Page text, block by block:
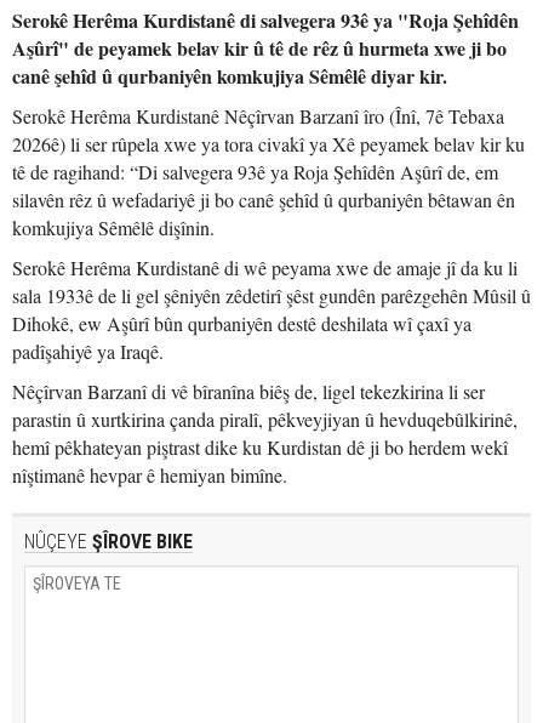
Serokê Herêma Kurdistanê di salvegera 93ê ya "Roja Şehîdên
Aşûrî" de peyamek belav kir û tê de rêz û hurmeta xwe ji bo
canê şehîd û qurbaniyên komkujiya Sêmêlê diyar kir.
Serokê Herêma Kurdistanê Nêçîrvan Barzanî îro (Înî, 7ê Tebaxa
2026ê) li ser rûpela xwe ya tora civakî ya Xê peyamek belav kir ku
tê de ragihand: “Di salvegera 93ê ya Roja Şehîdên Aşûrî de, em
silavên rêz û wefadariyê ji bo canê şehîd û qurbaniyên bêtawan ên
komkujiya Sêmêlê dişînin.
Serokê Herêma Kurdistanê di wê peyama xwe de amaje jî da ku li
sala 1933ê de li gel şêniyên zêdetirî şêst gundên parêzgehên Mûsil û
Dihokê, ew Aşûrî bûn qurbaniyên destê deshilata wî çaxî ya
padîşahiyê ya Iraqê.
Nêçîrvan Barzanî di vê bîranîna biêş de, ligel tekezkirina li ser
parastin û xurtkirina çanda piralî, pêkveyjiyan û hevduqebûlkirinê,
hemî pêkhateyan piştrast dike ku Kurdistan dê ji bo herdem wekî
nîştimanê hevpar ê hemiyan bimîne.
NÛÇEYE ŞÎROVE BIKE